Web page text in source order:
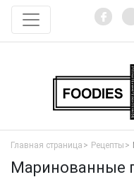
Главная страница Рецепты
Маринованные